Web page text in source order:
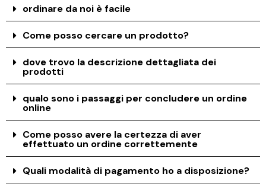
ordinare da noi è facile
Come posso cercare un prodotto?
dove trovo la descrizione dettagliata dei
prodotti
qualo sono i passaggi per concludere un ordine
online
Come posso avere la certezza di aver
effettuato un ordine correttemente
Quali modalità di pagamento ho a disposizione?